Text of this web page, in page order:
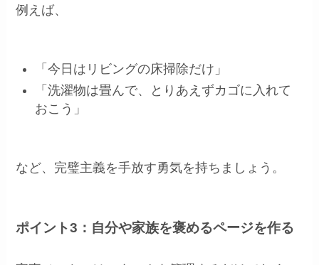
例えば、
「今日はリビングの床掃除だけ」
「洗濯物は畳んで、とりあえずカゴに入れて
おこう」
など、完璧主義を手放す勇気を持ちましょう。
ポイント3：自分や家族を褒めるページを作る